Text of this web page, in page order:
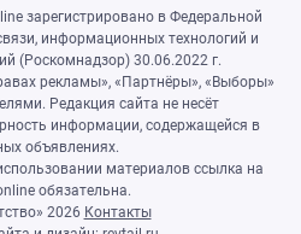
зарегистрировано в Федеральной
информационных технологий и
(Роскомнадзор) 30.06.2022 г.
рекламы», «Партнёры», «Выборы»
Редакция сайта не несёт
информации, содержащейся в
объявлениях.
материалов ссылка на
обязательна.
2026 Контакты